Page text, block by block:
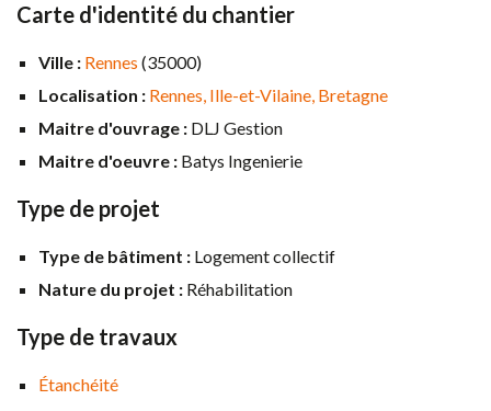
Carte d'identité du chantier
Ville : Rennes (35000)
Localisation : Rennes Ille-et-Vilaine Bretagne
Maitre d'ouvrage : DLJ Gestion
Maitre d'oeuvre : Batys Ingenierie
Type de projet
Type de bâtiment : Logement collectif
Nature du projet : Réhabilitation
Type de travaux
Étanchéité